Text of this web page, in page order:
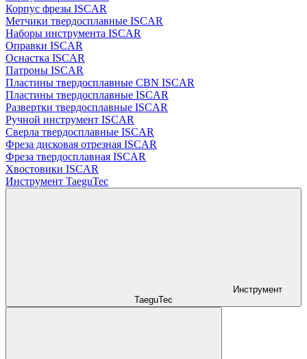
Корпус фрезы ISCAR
Метчики твердосплавные ISCAR
Наборы инструмента ISCAR
Оправки ISCAR
Оснастка ISCAR
Патроны ISCAR
Пластины твердосплавные CBN ISCAR
Пластины твердосплавные ISCAR
Развертки твердосплавные ISCAR
Ручной инструмент ISCAR
Сверла твердосплавные ISCAR
Фреза дисковая отрезная ISCAR
Фреза твердосплавная ISCAR
Хвостовики ISCAR
Инструмент TaeguTec
Инструмент
TaeguTec